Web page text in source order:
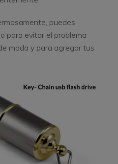
puedes
para evitar el problema
moda y para agregar tus